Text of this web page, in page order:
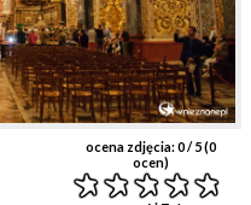
ocena zdjęcia:0/ 5 (0
ocen)